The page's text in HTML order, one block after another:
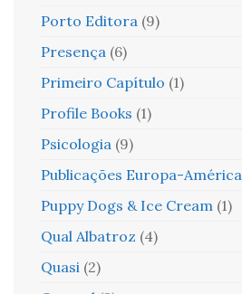
Porto Editora (9)
Presença (6)
Primeiro Capítulo (1)
Profile Books (1)
Psicologia (9)
Publicações Europa-América
Puppy Dogs & Ice Cream (1)
Qual Albatroz (4)
Quasi (2)